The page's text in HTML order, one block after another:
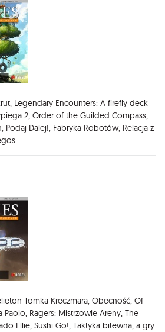
Legendary Encounters: A firefly deck
2, Order of the Guilded Compass,
Podaj Dalej!, Fabryka Robotów, Relacja z
Tomka Kreczmara, Obecność, Of
Paolo, Ragers: Mistrzowie Areny, The
Ellie, Sushi Go!, Taktyka bitewna, a gry